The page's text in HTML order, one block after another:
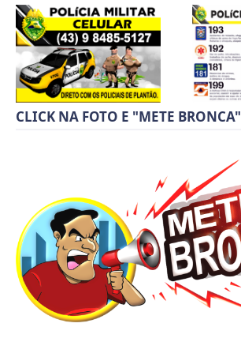
CLICK NA FOTO E "METE BRONCA"